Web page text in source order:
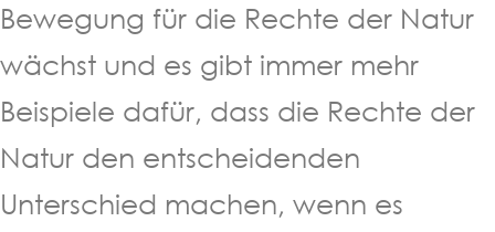
Bewegung für die Rechte der Natur
wächst und es gibt immer mehr
Beispiele dafür, dass die Rechte der
Natur den entscheidenden
Unterschied machen, wenn es